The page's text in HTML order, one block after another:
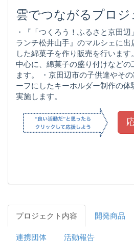
雲でつながるプロジ
・『「つくろう！ふるさと京田
ランチ松井山手』のマルシェに出
した綿菓子を作り販売を行いま
中心に、綿菓子の盛り付けなどの
ます。 ・京田辺市の子供達やそ
ーフにしたキーホルダー制作の体
実施します。
プロジェクト内容 開発商品
連携団体 活動報告